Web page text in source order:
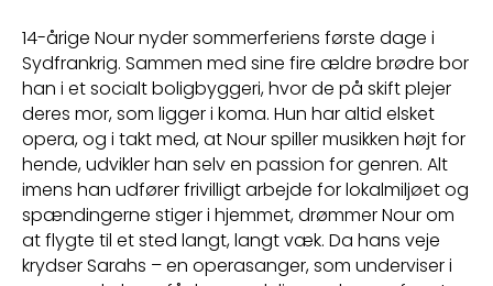
14-årige Nour nyder sommerferiens første dage i
Sydfrankrig. Sammen med sine fire ældre brødre bor
han i et socialt boligbyggeri, hvor de på skift plejer
deres mor, som ligger i koma. Hun har altid elsket
opera, og i takt med, at Nour spiller musikken højt for
hende, udvikler han selv en passion for genren. Alt
imens han udfører frivilligt arbejde for lokalmiljøet og
spændingerne stiger i hjemmet, drømmer Nour om
at flygte til et sted langt, langt væk. Da hans veje
krydser Sarahs – en operasanger, som underviser i